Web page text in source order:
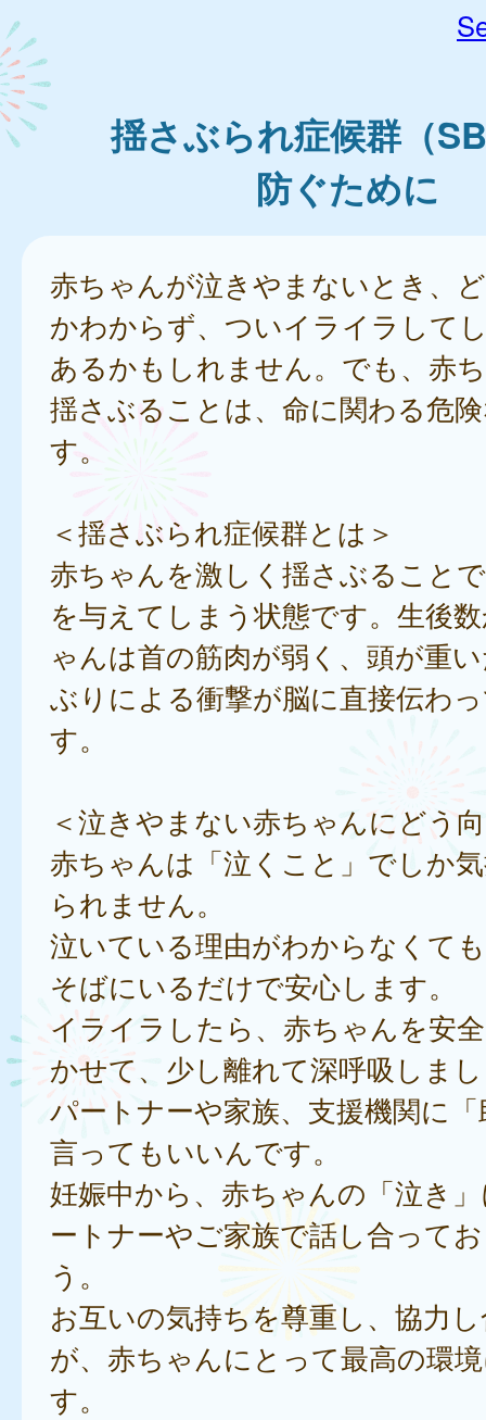
揺さぶられ症候群（
防ぐために
赤ちゃんが泣きやまないとき、
かわからず、ついイライラして
あるかもしれません。でも、赤
揺さぶることは、命に関わる危
す。
＜揺さぶられ症候群とは＞
赤ちゃんを激しく揺さぶること
を与えてしまう状態です。生後
ゃんは首の筋肉が弱く、頭が重
ぶりによる衝撃が脳に直接伝わ
す。
＜泣きやまない赤ちゃんにどう
赤ちゃんは「泣くこと」でしか
られません。
泣いている理由がわからなくて
そばにいるだけで安心します。
イライラしたら、赤ちゃんを安
かせて、少し離れて深呼吸しま
パートナーや家族、支援機関に
言ってもいいんです。
妊娠中から、赤ちゃんの「泣き
ートナーやご家族で話し合って
う。
お互いの気持ちを尊重し、協力
が、赤ちゃんにとって最高の環
す。